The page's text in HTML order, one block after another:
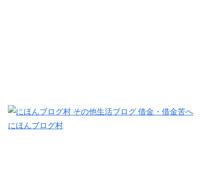
にほんブログ村